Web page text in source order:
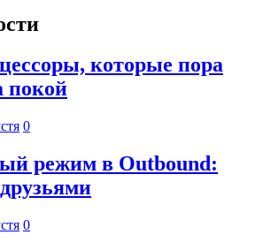
которые пора
покой
0
режим в Outbound:
0